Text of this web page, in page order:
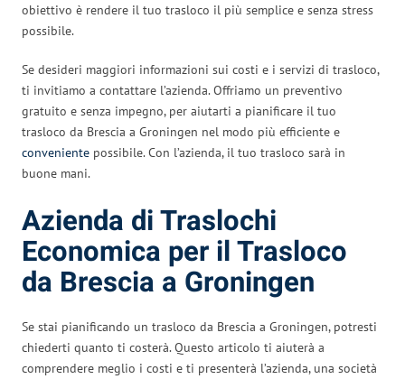
obiettivo è rendere il tuo trasloco il più semplice e senza stress
possibile.
Se desideri maggiori informazioni sui costi e i servizi di trasloco,
ti invitiamo a contattare l’azienda. Offriamo un preventivo
gratuito e senza impegno, per aiutarti a pianificare il tuo
trasloco da Brescia a Groningen nel modo più efficiente e
conveniente possibile. Con l’azienda, il tuo trasloco sarà in
buone mani.
Azienda di Traslochi
Economica per il Trasloco
da Brescia a Groningen
Se stai pianificando un trasloco da Brescia a Groningen, potresti
chiederti quanto ti costerà. Questo articolo ti aiuterà a
comprendere meglio i costi e ti presenterà l’azienda, una società